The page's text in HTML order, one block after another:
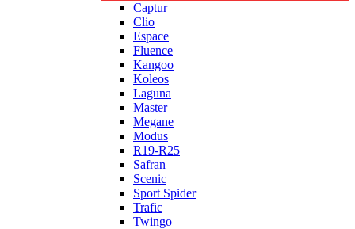
Captur
Clio
Espace
Fluence
Kangoo
Koleos
Laguna
Master
Megane
Modus
R19-R25
Safran
Scenic
Sport Spider
Trafic
Twingo